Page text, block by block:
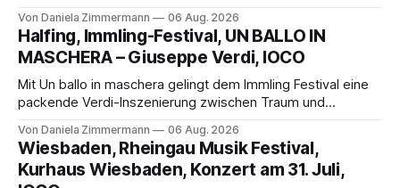
Aufführung mit starken Solisten und den Wiener
Philharmonikern, szenisch bleibt der zweite Akt jedoch
hinter den Erwartungen zurück.
Von Daniela Zimmermann 06 Aug. 2026
Halfing, Immling-Festival, UN BALLO IN
MASCHERA – Giuseppe Verdi, IOCO
Mit Un ballo in maschera gelingt dem Immling Festival eine
packende Verdi-Inszenierung zwischen Traum und
psychologische Tiefe mit starken Bildern, getragen von
einem spielfreudigen Ensemble und einer musikalisch
überzeugenden Gesamtleistung.
Von Daniela Zimmermann 06 Aug. 2026
Wiesbaden, Rheingau Musik Festival,
Kurhaus Wiesbaden, Konzert am 31. Juli,